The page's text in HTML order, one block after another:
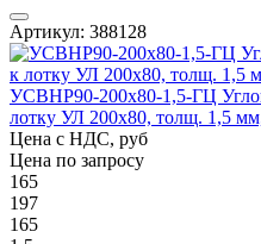
Артикул: 388128
УСВНР90-200х80-1,5-ГЦ
лотку УЛ 200х80, толщ. 1,5
Цена с НДС, руб
Цена по запросу
165
197
165